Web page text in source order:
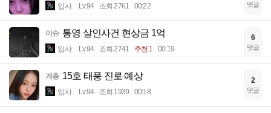
입사 Lv.94 조회 2761 00:22 댓글
이슈 통영 살인사건 현상금 1억
입사 Lv.94 조회 2741 추천 1 00:19
6
댓글
계층 15호 태풍 진로 예상
입사 Lv.94 조회 1939 00:18
2
댓글